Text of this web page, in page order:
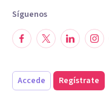
Síguenos
Accede Regístrate